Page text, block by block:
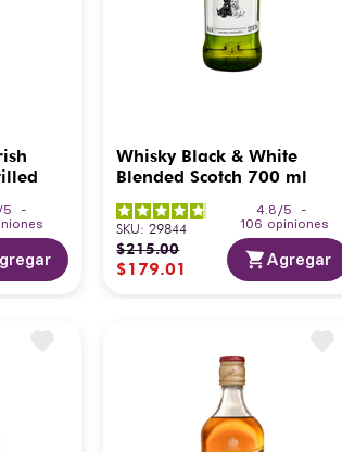
/5
-
Whisky Black & White
Blended Scotch 700 ml
4.8 /5
-
106 opiniones
SKU:29844
$215.00
$179.01 Agregar